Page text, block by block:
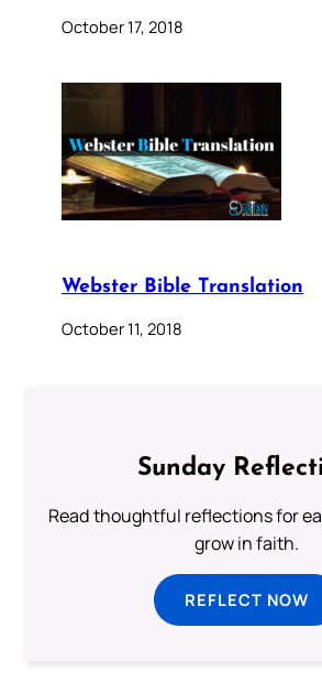
October 17, 2018
Webster Bible Translation
October 11, 2018
Sunday
Read thoughtful reflections for
grow in faith.
REFLECT NOW